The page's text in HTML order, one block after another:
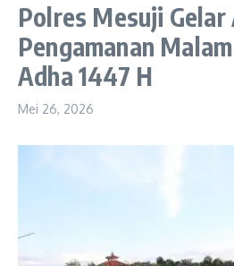
Polres Mesuji Gelar
Pengamanan
Adha 1447 H
Mei 26, 2026